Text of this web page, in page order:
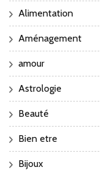
Alimentation
Aménagement
amour
Astrologie
Beauté
Bien etre
Bijoux